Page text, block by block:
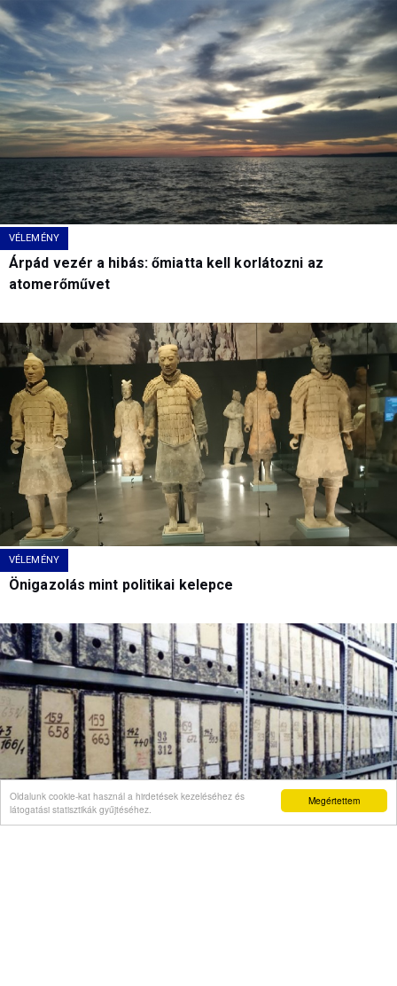
Megértettem
Oldalunk cookie-kat használ a hirdetések kezeléséhez és
látogatási statisztikák gyűjtéséhez.
VÉLEMÉNY
Árpád vezér a hibás: őmiatta kell korlátozni az
atomerőművet
VÉLEMÉNY
Önigazolás mint politikai kelepce